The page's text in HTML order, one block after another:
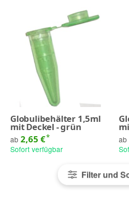
Filter und
Globulibehälter 1,5ml
mit Deckel - grün
ab 2,65 €*
Sofort verfügbar
ab